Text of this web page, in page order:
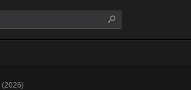
(2026)